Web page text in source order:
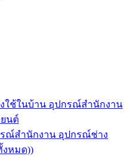
ใช้ในบ้าน อุปกรณ์สำนักงาน
นต์
ณ์สำนักงาน อุปกรณ์ช่าง
งหมด))